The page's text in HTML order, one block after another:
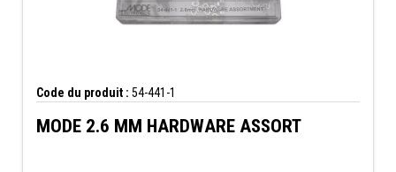
Code du produit : 54-441-1
MODE 2.6 MM HARDWARE ASSORT